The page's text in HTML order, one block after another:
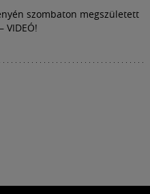
szombaton megszületett
VIDEÓ!